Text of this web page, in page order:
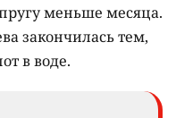
меньше месяца.
закончилась тем,
в воде.